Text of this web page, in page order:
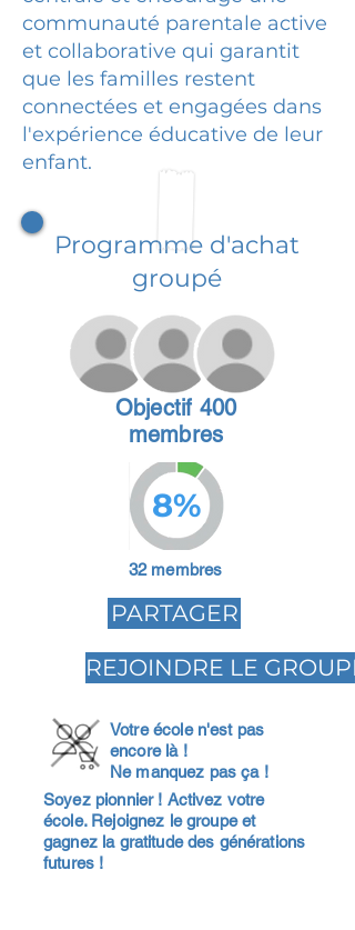
communauté parentale active
et collaborative qui garantit
que les familles restent
connectées et engagées dans
l'expérience éducative de leur
enfant.
Programme d'achat
groupé
Objectif 400
membres
8%
32 membres
PARTAGER
REJOINDRE LE GROUPE
Votre école n'est pas
encore là !
Ne manquez pas ça !
Soyez pionnier ! Activez votre
école. Rejoignez le groupe et
gagnez la gratitude des générations
futures !